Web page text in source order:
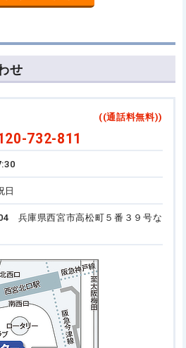
せ
((通話料無料))
732-811
日
兵庫県西宮市高松町５番３９号な